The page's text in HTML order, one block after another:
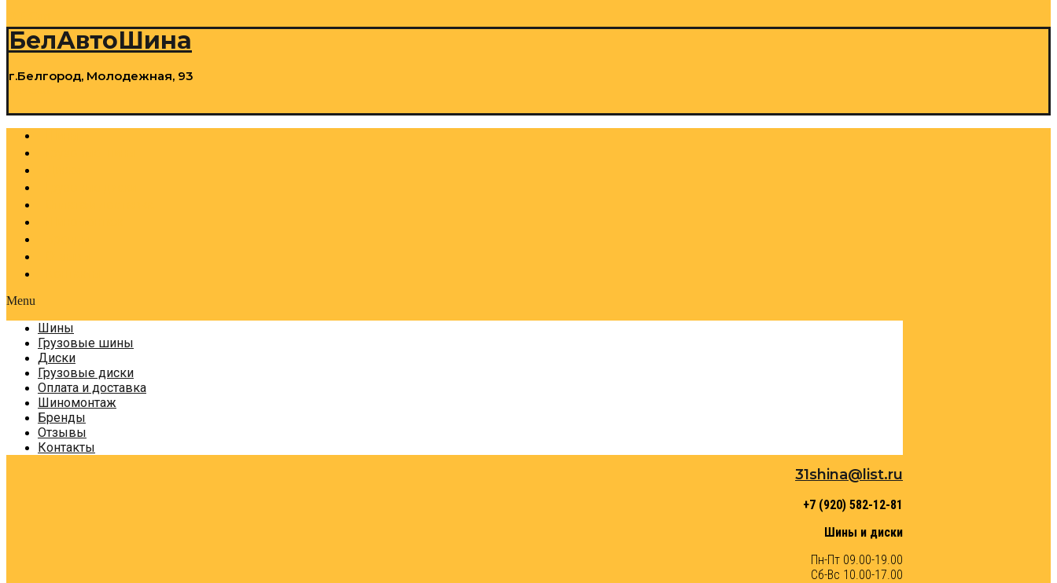
БелАвтоШина
г.Белгород, Молодежная, 93
Menu
Шины
Грузовые шины
Диски
Грузовые диски
Оплата и доставка
Шиномонтаж
Бренды
Отзывы
Контакты
31shina@list.ru
+7 (920) 582-12-81
Шины и диски
Пн-Пт 09.00-19.00
Сб-Вс 10.00-17.00